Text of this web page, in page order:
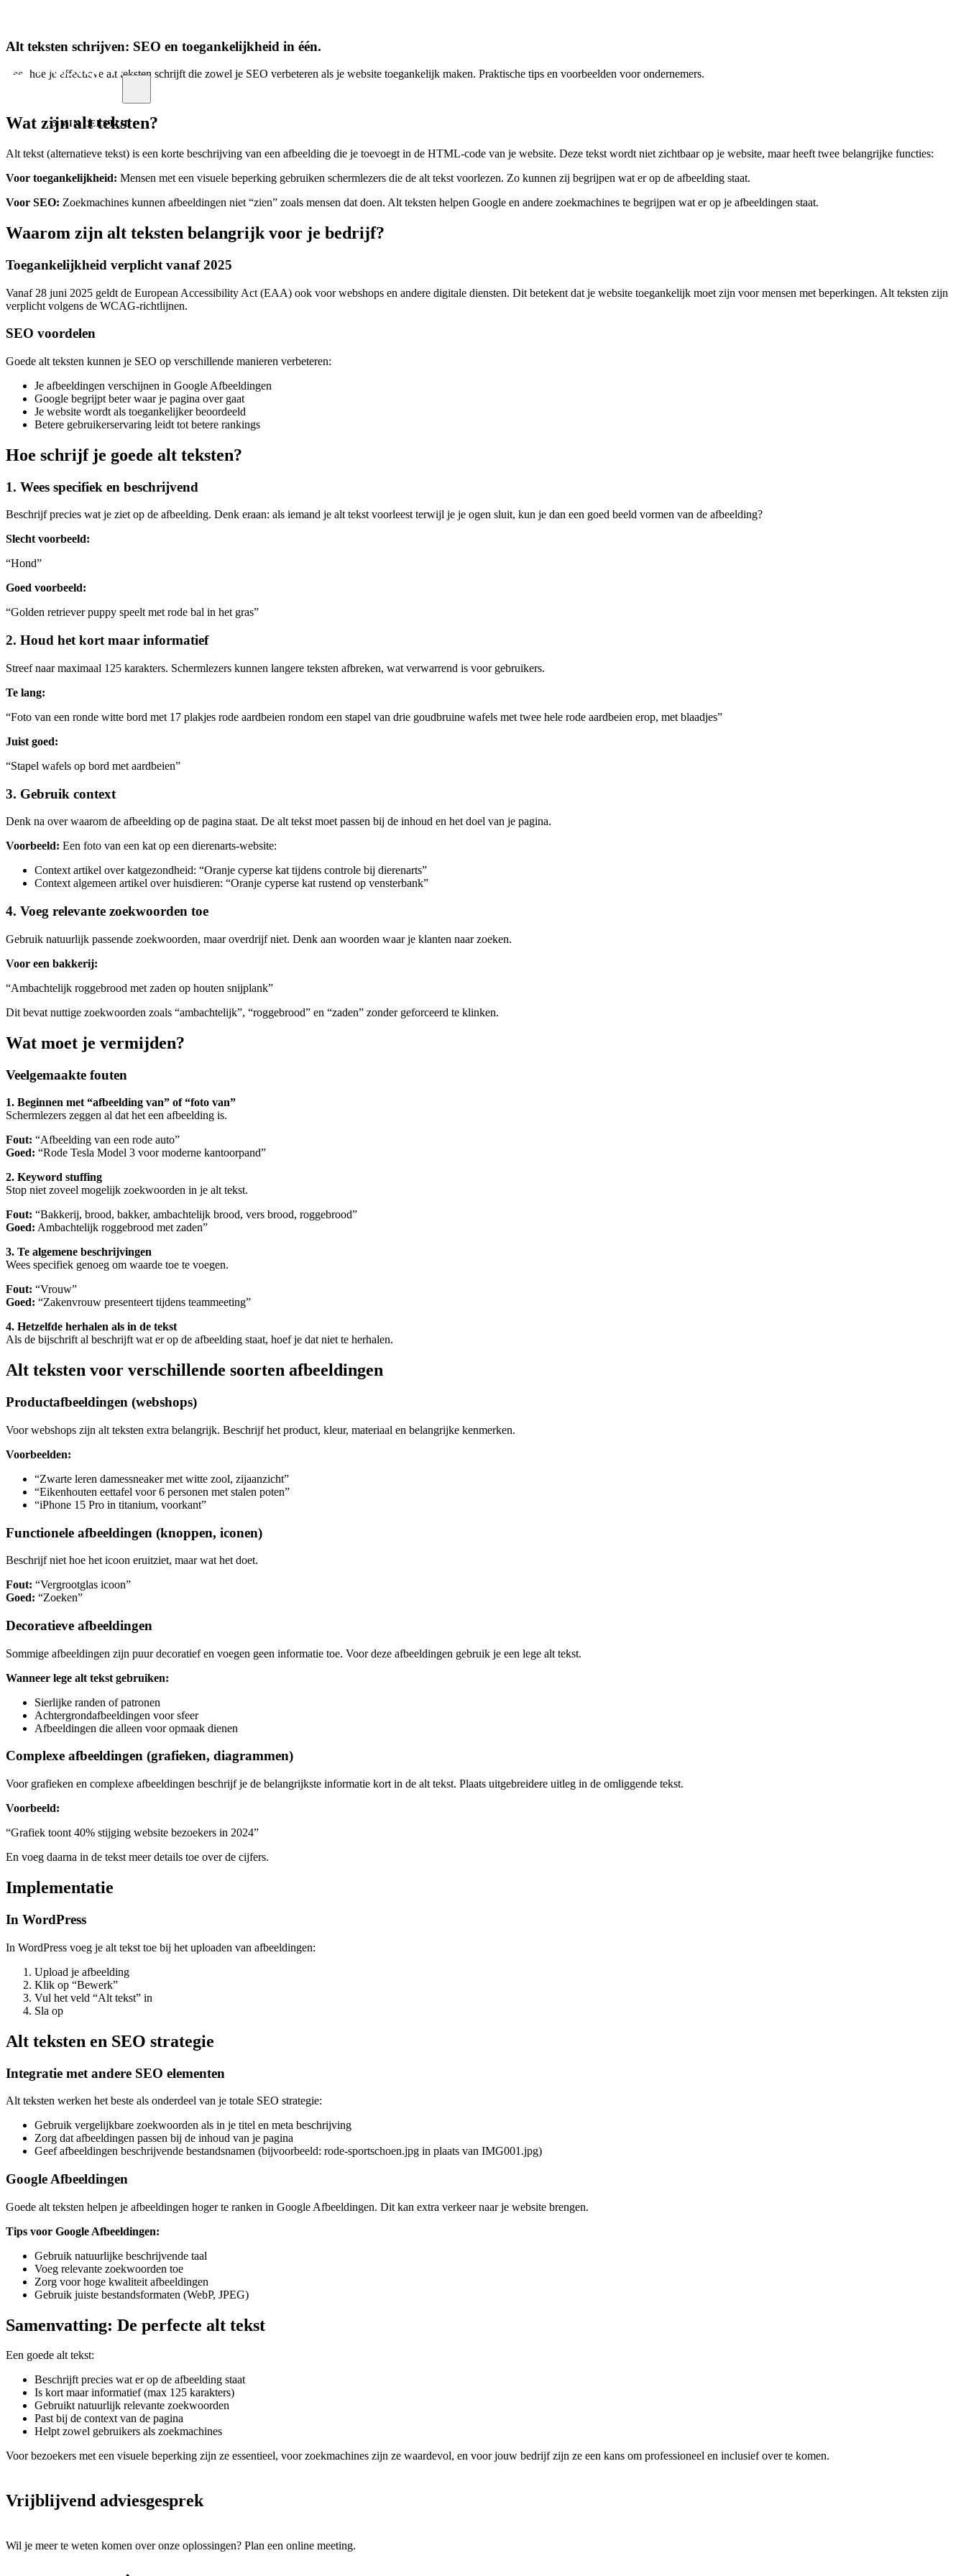
Alt teksten schrijven: SEO en toegankelijkheid in één.
Leer hoe je effectieve alt teksten schrijft die zowel je SEO verbeteren als je website toegankelijk maken. Praktische tips en voorbeelden voor ondernemers.
5 MIN LEESTIJD
Wat zijn alt teksten?
Alt tekst (alternatieve tekst) is een korte beschrijving van een afbeelding die je toevoegt in de HTML-code van je website. Deze tekst wordt niet zichtbaar op je website, maar heeft twee belangrijke functies:
Voor toegankelijkheid: Mensen met een visuele beperking gebruiken schermlezers die de alt tekst voorlezen. Zo kunnen zij begrijpen wat er op de afbeelding staat.
Voor SEO: Zoekmachines kunnen afbeeldingen niet “zien” zoals mensen dat doen. Alt teksten helpen Google en andere zoekmachines te begrijpen wat er op je afbeeldingen staat.
Waarom zijn alt teksten belangrijk voor je bedrijf?
Toegankelijkheid verplicht vanaf 2025
Vanaf 28 juni 2025 geldt de European Accessibility Act (EAA) ook voor webshops en andere digitale diensten. Dit betekent dat je website toegankelijk moet zijn voor mensen met beperkingen. Alt teksten zijn
verplicht volgens de WCAG-richtlijnen.
SEO voordelen
Goede alt teksten kunnen je SEO op verschillende manieren verbeteren:
Je afbeeldingen verschijnen in Google Afbeeldingen
Google begrijpt beter waar je pagina over gaat
Je website wordt als toegankelijker beoordeeld
Betere gebruikerservaring leidt tot betere rankings
Hoe schrijf je goede alt teksten?
1. Wees specifiek en beschrijvend
Beschrijf precies wat je ziet op de afbeelding. Denk eraan: als iemand je alt tekst voorleest terwijl je je ogen sluit, kun je dan een goed beeld vormen van de afbeelding?
Slecht voorbeeld:
“Hond”
Goed voorbeeld:
“Golden retriever puppy speelt met rode bal in het gras”
2. Houd het kort maar informatief
Streef naar maximaal 125 karakters. Schermlezers kunnen langere teksten afbreken, wat verwarrend is voor gebruikers.
Te lang:
“Foto van een ronde witte bord met 17 plakjes rode aardbeien rondom een stapel van drie goudbruine wafels met twee hele rode aardbeien erop, met blaadjes”
Juist goed:
“Stapel wafels op bord met aardbeien”
3. Gebruik context
Denk na over waarom de afbeelding op de pagina staat. De alt tekst moet passen bij de inhoud en het doel van je pagina.
Voorbeeld: Een foto van een kat op een dierenarts-website:
Context artikel over katgezondheid: “Oranje cyperse kat tijdens controle bij dierenarts”
Context algemeen artikel over huisdieren: “Oranje cyperse kat rustend op vensterbank”
4. Voeg relevante zoekwoorden toe
Gebruik natuurlijk passende zoekwoorden, maar overdrijf niet. Denk aan woorden waar je klanten naar zoeken.
Voor een bakkerij:
“Ambachtelijk roggebrood met zaden op houten snijplank”
Dit bevat nuttige zoekwoorden zoals “ambachtelijk”, “roggebrood” en “zaden” zonder geforceerd te klinken.
Wat moet je vermijden?
Veelgemaakte fouten
1. Beginnen met “afbeelding van” of “foto van”
Schermlezers zeggen al dat het een afbeelding is.
Fout: “Afbeelding van een rode auto”
Goed: “Rode Tesla Model 3 voor moderne kantoorpand”
2. Keyword stuffing
Stop niet zoveel mogelijk zoekwoorden in je alt tekst.
Fout: “Bakkerij, brood, bakker, ambachtelijk brood, vers brood, roggebrood”
Goed: Ambachtelijk roggebrood met zaden”
3. Te algemene beschrijvingen
Wees specifiek genoeg om waarde toe te voegen.
Fout: “Vrouw”
Goed: “Zakenvrouw presenteert tijdens teammeeting”
4. Hetzelfde herhalen als in de tekst
Als de bijschrift al beschrijft wat er op de afbeelding staat, hoef je dat niet te herhalen.
Alt teksten voor verschillende soorten afbeeldingen
Productafbeeldingen (webshops)
Voor webshops zijn alt teksten extra belangrijk. Beschrijf het product, kleur, materiaal en belangrijke kenmerken.
Voorbeelden:
“Zwarte leren damessneaker met witte zool, zijaanzicht”
“Eikenhouten eettafel voor 6 personen met stalen poten”
“iPhone 15 Pro in titanium, voorkant”
Functionele afbeeldingen (knoppen, iconen)
Beschrijf niet hoe het icoon eruitziet, maar wat het doet.
Fout: “Vergrootglas icoon”
Goed: “Zoeken”
Decoratieve afbeeldingen
Sommige afbeeldingen zijn puur decoratief en voegen geen informatie toe. Voor deze afbeeldingen gebruik je een lege alt tekst.
Wanneer lege alt tekst gebruiken:
Sierlijke randen of patronen
Achtergrondafbeeldingen voor sfeer
Afbeeldingen die alleen voor opmaak dienen
Complexe afbeeldingen (grafieken, diagrammen)
Voor grafieken en complexe afbeeldingen beschrijf je de belangrijkste informatie kort in de alt tekst. Plaats uitgebreidere uitleg in de omliggende tekst.
Voorbeeld:
“Grafiek toont 40% stijging website bezoekers in 2024”
En voeg daarna in de tekst meer details toe over de cijfers.
Implementatie
In WordPress
In WordPress voeg je alt tekst toe bij het uploaden van afbeeldingen:
Upload je afbeelding
Klik op “Bewerk”
Vul het veld “Alt tekst” in
Sla op
Alt teksten en SEO strategie
Integratie met andere SEO elementen
Alt teksten werken het beste als onderdeel van je totale SEO strategie:
Gebruik vergelijkbare zoekwoorden als in je titel en meta beschrijving
Zorg dat afbeeldingen passen bij de inhoud van je pagina
Geef afbeeldingen beschrijvende bestandsnamen (bijvoorbeeld: rode-sportschoen.jpg in plaats van IMG001.jpg)
Google Afbeeldingen
Goede alt teksten helpen je afbeeldingen hoger te ranken in Google Afbeeldingen. Dit kan extra verkeer naar je website brengen.
Tips voor Google Afbeeldingen:
Gebruik natuurlijke beschrijvende taal
Voeg relevante zoekwoorden toe
Zorg voor hoge kwaliteit afbeeldingen
Gebruik juiste bestandsformaten (WebP, JPEG)
Samenvatting: De perfecte alt tekst
Een goede alt tekst:
Beschrijft precies wat er op de afbeelding staat
Is kort maar informatief (max 125 karakters)
Gebruikt natuurlijk relevante zoekwoorden
Past bij de context van de pagina
Helpt zowel gebruikers als zoekmachines
Voor bezoekers met een visuele beperking zijn ze essentieel, voor zoekmachines zijn ze waardevol, en voor jouw bedrijf zijn ze een kans om professioneel en inclusief over te komen.
Vrijblijvend adviesgesprek
Wil je meer te weten komen over onze oplossingen? Plan een online meeting.